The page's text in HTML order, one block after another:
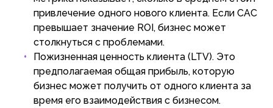
привлечение одного нового клиента. Если CAC
превышает значение ROI, бизнес может
столкнуться с проблемами.
Пожизненная ценность клиента (LTV). Это
предполагаемая общая прибыль, которую
бизнес может получить от одного клиента за
время его взаимодействия с бизнесом.